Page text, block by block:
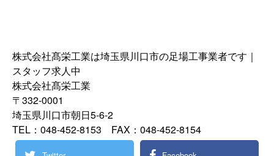
株式会社髙栄工業は埼玉県川口市の足場工事業者です｜
スタッフ求人中
株式会社髙栄工業
〒332-0001
埼玉県川口市朝日5-6-2
TEL：048-452-8153 FAX：048-452-8154